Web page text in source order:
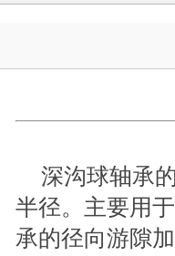
深沟球轴承
半径。主要用
承的径向游隙